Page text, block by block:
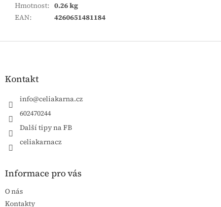
Hmotnost: 0.26 kg
EAN: 4260651481184
Zápatí
Kontakt
info@celiakarna.cz
602470244
Další tipy na FB
celiakarnacz
Informace pro vás
O nás
Kontakty